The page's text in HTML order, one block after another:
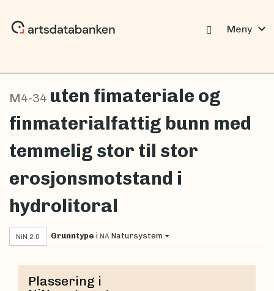
Meny expand_more
M4-34 uten fimateriale og
finmaterialfattig bunn med
temmelig stor til stor
erosjonsmotstand i
hydrolitoral
NiN 2.0 Grunntype i NA Natursystem
Plassering i